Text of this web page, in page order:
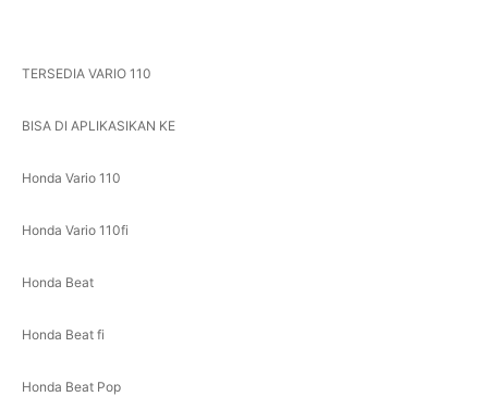
TERSEDIA VARIO 110
BISA DI APLIKASIKAN KE
Honda Vario 110
Honda Vario 110fi
Honda Beat
Honda Beat fi
Honda Beat Pop